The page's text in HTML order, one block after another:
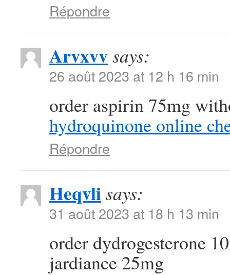
Répondre
Arvxvvsays:
26 août 2023 at 12 h 16 min
order aspirin 75mg
hydroquinone online
Répondre
Heqvlisays:
31 août 2023 at 18 h 13 min
order dydrogesterone
jardiance 25mg